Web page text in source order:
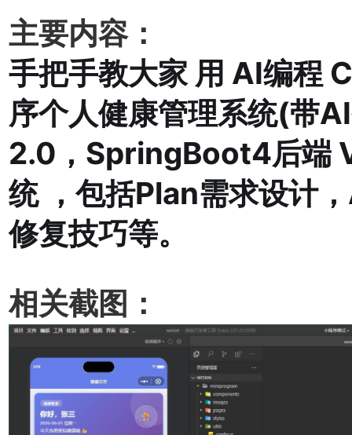
主要内容：
手把手教大家 用 AI编程
序个人健康管理系统(带
2.0，SpringBoot4后端
统 ，包括Plan需求设计
修复技巧等。
相关截图：